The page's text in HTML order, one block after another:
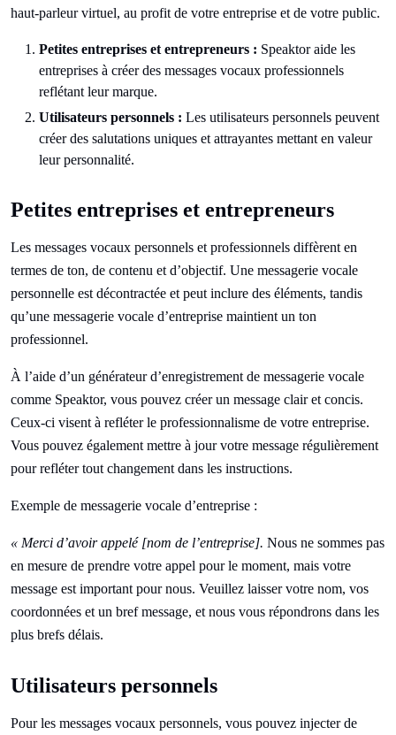
haut-parleur virtuel, au profit de votre entreprise et de votre public.
Petites entreprises et entrepreneurs : Speaktor aide les
entreprises à créer des messages vocaux professionnels
reflétant leur marque.
Utilisateurs personnels : Les utilisateurs personnels peuvent
créer des salutations uniques et attrayantes mettant en valeur
leur personnalité.
Petites entreprises et entrepreneurs
Les messages vocaux personnels et professionnels diffèrent en
termes de ton, de contenu et d’objectif. Une messagerie vocale
personnelle est décontractée et peut inclure des éléments, tandis
qu’une messagerie vocale d’entreprise maintient un ton
professionnel.
À l’aide d’un générateur d’enregistrement de messagerie vocale
comme Speaktor, vous pouvez créer un message clair et concis.
Ceux-ci visent à refléter le professionnalisme de votre entreprise.
Vous pouvez également mettre à jour votre message régulièrement
pour refléter tout changement dans les instructions.
Exemple de messagerie vocale d’entreprise :
« Merci d’avoir appelé [nom de l’entreprise]. Nous ne sommes pas
en mesure de prendre votre appel pour le moment, mais votre
message est important pour nous. Veuillez laisser votre nom, vos
coordonnées et un bref message, et nous vous répondrons dans les
plus brefs délais.
Utilisateurs personnels
Pour les messages vocaux personnels, vous pouvez injecter de